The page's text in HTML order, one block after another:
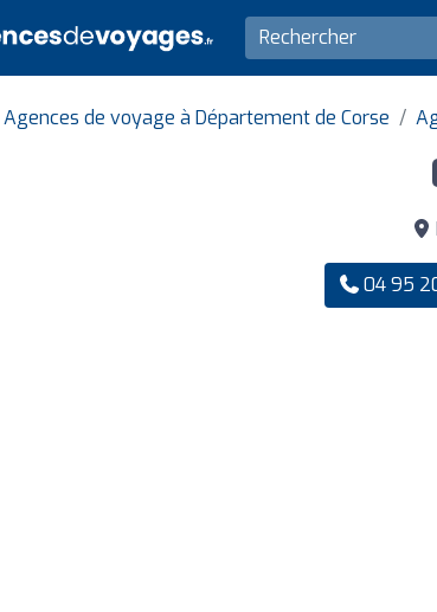
Agences de voyage à Département de Corse
04 95